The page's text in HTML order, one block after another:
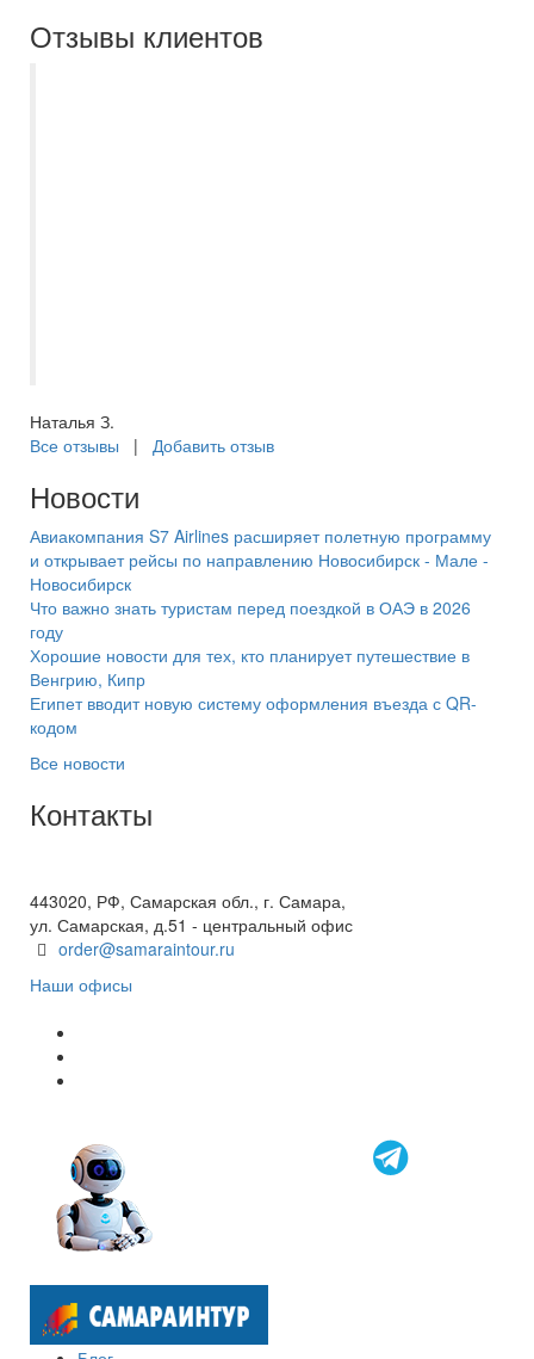
Отзывы клиентов
Наталья З.
Все отзывы | Добавить отзыв
Новости
Авиакомпания S7 Airlines расширяет полетную программу
и открывает рейсы по направлению Новосибирск - Мале -
Новосибирск
Что важно знать туристам перед поездкой в ОАЭ в 2026
году
Хорошие новости для тех, кто планирует путешествие в
Венгрию, Кипр
Египет вводит новую систему оформления въезда с QR-
кодом
Все новости
Контакты
443020, РФ, Самарская обл., г. Самара,
ул. Самарская, д.51 - центральный офис
order@samaraintour.ru
Наши офисы